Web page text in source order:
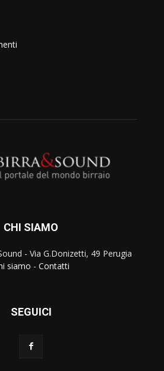
CHI SIAMO
- Via G.Donizetti, 49 Perugia
siamo - Contatti
SEGUICI